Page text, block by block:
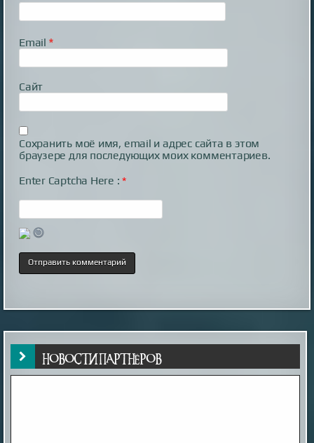
Email *
Сайт
Сохранить моё имя, email и адрес сайта в этом
браузере для последующих моих комментариев.
Enter Captcha Here :*
НОВОСТИ ПАРТНЁРОВ